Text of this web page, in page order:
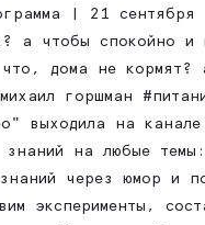
| 21 сентября
а чтобы спокойно и
дома не кормят?
горшман
выходила на
знаний на любые
через юмор и
эксперименты,